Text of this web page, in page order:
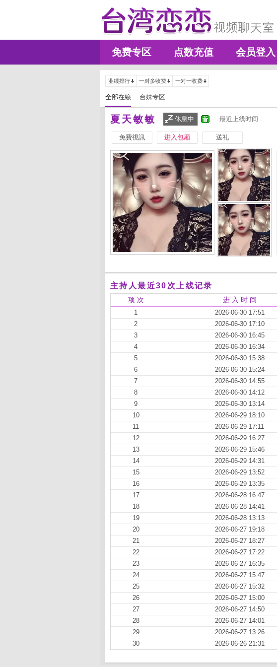
免费专区 点数充值 会员登入
业绩排行 一对多收费 一对一收费
全部在線 台妹专区
夏天敏敏 休息中 最近上线时间 :
免費視訊 进入包厢 送礼
主持人最近30次上线记录
项 次 进 入 时 间
1 2026-06-30 17:51
2
2026-06-30 17:10
3
2026-06-30 16:45
4
2026-06-30 16:34
5
2026-06-30 15:38
6
2026-06-30 15:24
7
2026-06-30 14:55
8
2026-06-30 14:12
9
2026-06-30 13:14
10
2026-06-29 18:10
11
2026-06-29 17:11
12
2026-06-29 16:27
13
2026-06-29 15:46
14
2026-06-29 14:31
15
2026-06-29 13:52
16
2026-06-29 13:35
17
2026-06-28 16:47
18
2026-06-28 14:41
19
2026-06-28 13:13
20
2026-06-27 19:18
21
2026-06-27 18:27
22
2026-06-27 17:22
23
2026-06-27 16:35
24
2026-06-27 15:47
25
2026-06-27 15:32
26
2026-06-27 15:00
27
2026-06-27 14:50
28
2026-06-27 14:01
29
2026-06-27 13:26
30
2026-06-26 21:31